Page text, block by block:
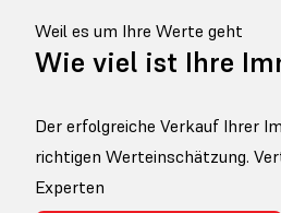
Weil es um Ihre Werte geht
Wie viel ist Ihre
Der erfolgreiche Verkauf Ihrer
richtigen Werteinschätzung.
Experten